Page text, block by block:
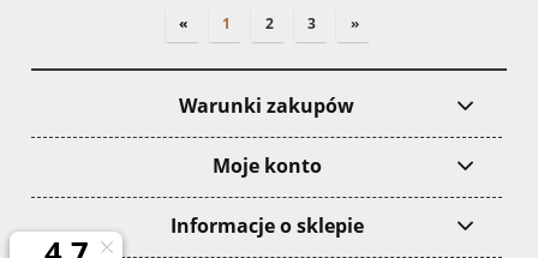
« 1 2 3 »
Warunki zakupów
Moje konto
Informacje o sklepie